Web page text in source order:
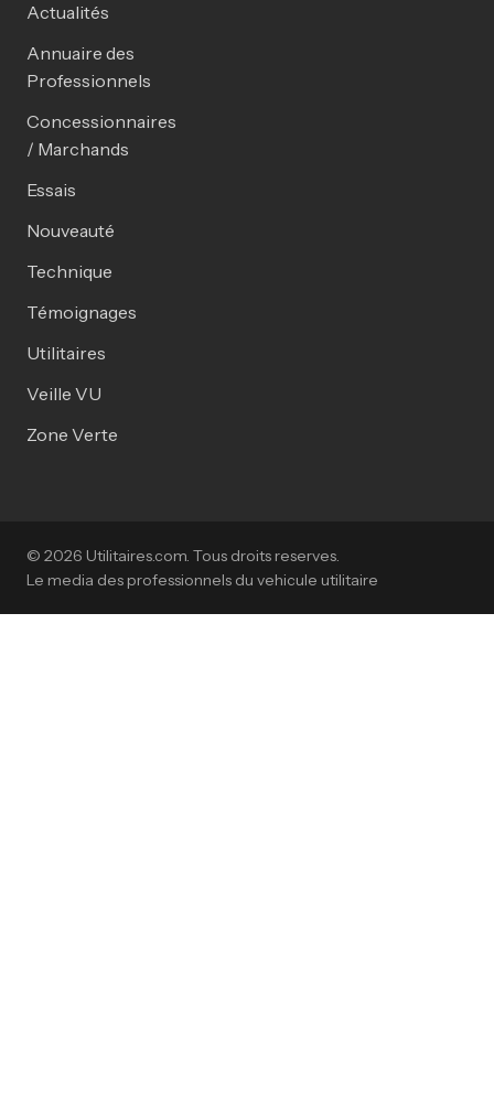
Actualités
Annuaire des
Professionnels
Concessionnaires
/ Marchands
Essais
Nouveauté
Technique
Témoignages
Utilitaires
Veille VU
Zone Verte
© 2026 Utilitaires.com. Tous droits reserves.
Le media des professionnels du vehicule utilitaire